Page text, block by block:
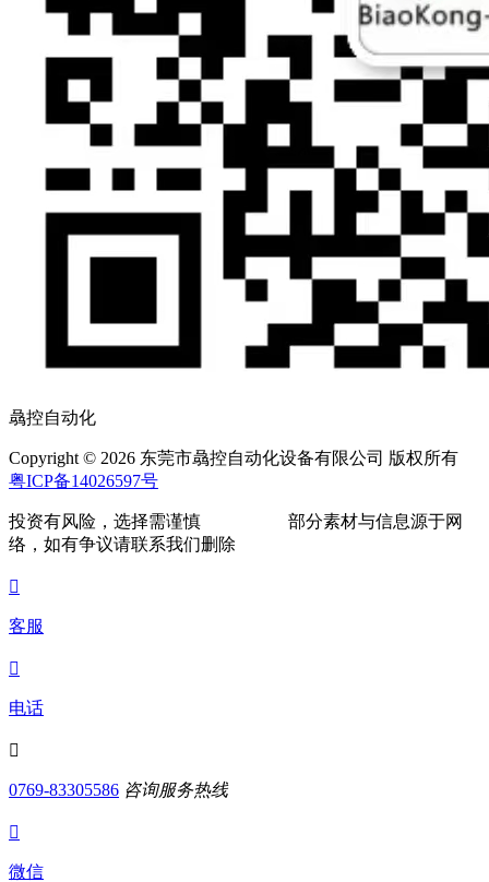
骉控自动化
Copyright © 2026 东莞市骉控自动化设备有限公司 版权所有
粤ICP备14026597号
投资有风险，选择需谨慎 部分素材与信息源于网
络，如有争议请联系我们删除

客服

电话

0769-83305586 咨询服务热线

微信